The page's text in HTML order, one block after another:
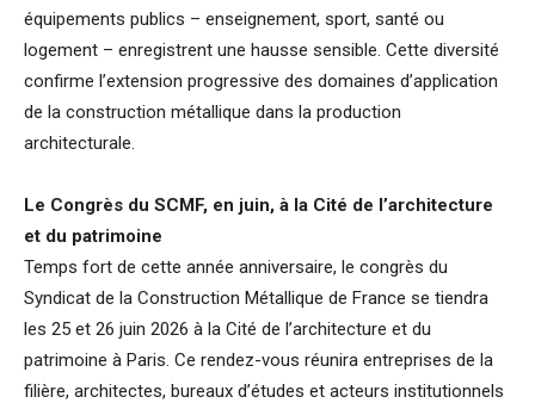
équipements publics – enseignement, sport, santé ou
logement – enregistrent une hausse sensible. Cette diversité
confirme l’extension progressive des domaines d’application
de la construction métallique dans la production
architecturale.
Le Congrès du SCMF, en juin, à la Cité de l’architecture
et du patrimoine
Temps fort de cette année anniversaire, le congrès du
Syndicat de la Construction Métallique de France se tiendra
les 25 et 26 juin 2026 à la Cité de l’architecture et du
patrimoine à Paris. Ce rendez-vous réunira entreprises de la
filière, architectes, bureaux d’études et acteurs institutionnels